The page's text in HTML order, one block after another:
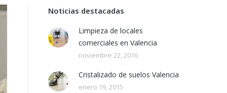
Noticias destacadas
Limpieza de locales
comerciales en Valencia
noviembre 22, 2016
Cristalizado de suelos Valencia
enero 19, 2015